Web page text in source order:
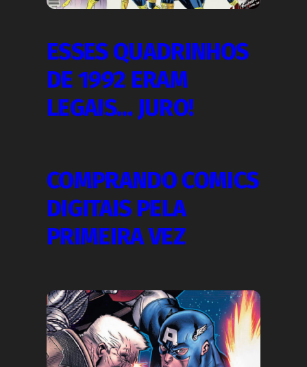
ESSES QUADRINHOS
DE 1992 ERAM
LEGAIS… JURO!
COMPRANDO COMICS
DIGITAIS PELA
PRIMEIRA VEZ